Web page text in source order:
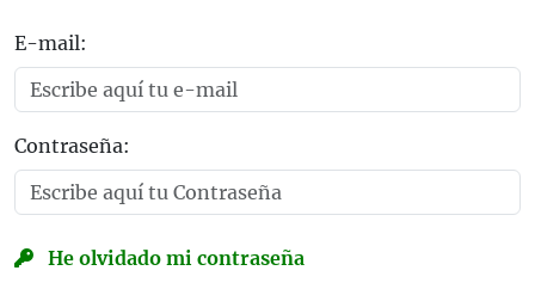
E-mail:
Contraseña:
He olvidado mi contraseña